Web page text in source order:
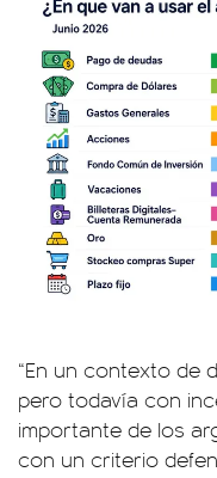
“En un contexto de
pero todavía con
importante de los
con un criterio